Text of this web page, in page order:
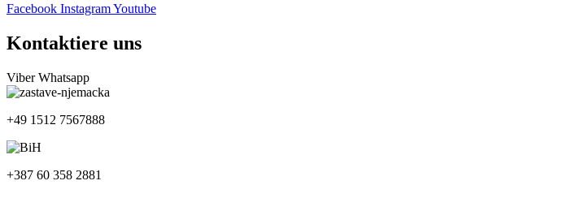
Facebook InstagramYoutube
Kontaktiere uns
Viber Whatsapp
+49 1512 7567888
+387 60 358 2881